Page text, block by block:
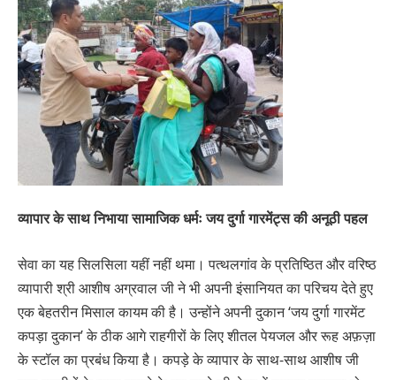
व्यापार के साथ निभाया सामाजिक धर्मः जय दुर्गा गारमेंट्स की अनूठी पहल
सेवा का यह सिलसिला यहीं नहीं थमा। पत्थलगांव के प्रतिष्ठित और वरिष्ठ
व्यापारी श्री आशीष अग्रवाल जी ने भी अपनी इंसानियत का परिचय देते हुए
एक बेहतरीन मिसाल कायम की है। उन्होंने अपनी दुकान ‘जय दुर्गा गारमेंट
कपड़ा दुकान’ के ठीक आगे राहगीरों के लिए शीतल पेयजल और रूह अफ़ज़ा
के स्टॉल का प्रबंध किया है। कपड़े के व्यापार के साथ-साथ आशीष जी